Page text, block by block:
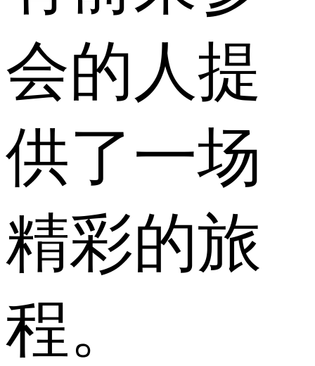
会的人提
供了一场
精彩的旅
程。